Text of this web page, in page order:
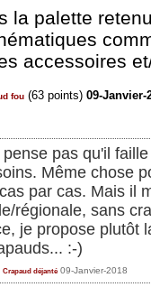
la palette
accessoires
fou (63 points) 09-Janvier-
pas qu'il
Même chose
par cas. Mais il
régionale, sans
je propose plutôt
:-)
Crapaud déjanté 09-Janvier-2018